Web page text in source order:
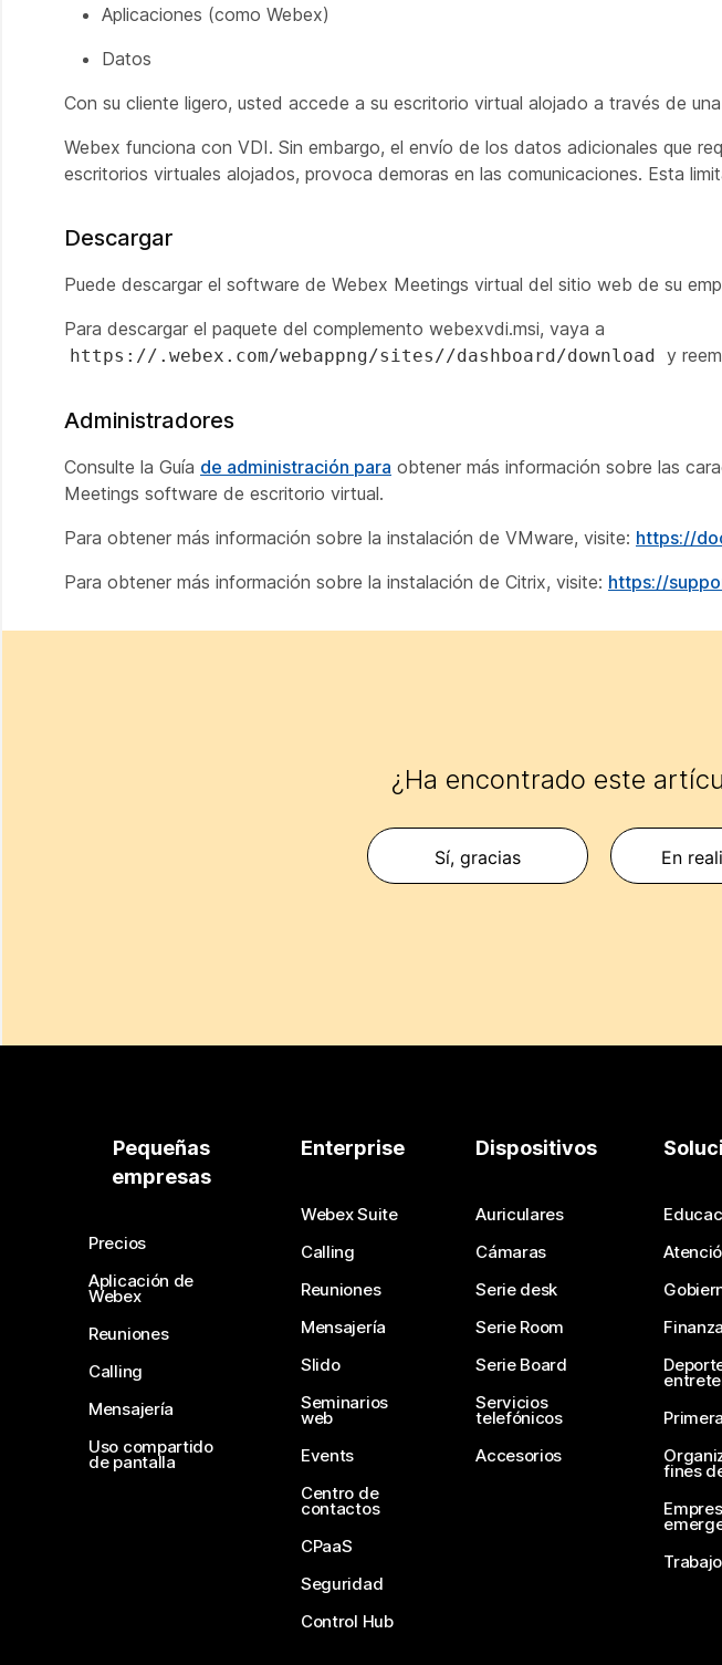
Aplicaciones (como Webex)
Datos
Con su cliente ligero, usted accede a su escritorio virtual alojado a través de
Webex funciona con VDI. Sin embargo, el envío de los datos adicionales que
escritorios virtuales alojados, provoca demoras en las comunicaciones. Esta
Descargar
Puede descargar el software de Webex Meetings virtual del sitio web de su
Para descargar el paquete del complemento webexvdi.msi, vaya a
https://.webex.com/webappng/sites//dashboard/download y
Administradores
Consulte la Guía de administración para obtener más información sobre las
Meetings software de escritorio virtual.
Para obtener más información sobre la instalación de VMware, visite: https://
Para obtener más información sobre la instalación de Citrix, visite: https://
¿Ha encontrado este
Sí, gracias En
Pequeñas
empresas
Precios
Aplicación de
Webex
Reuniones
Calling
Mensajería
Uso compartido
de pantalla
Enterprise
Webex Suite
Calling
Reuniones
Mensajería
Slido
Seminarios
web
Events
Centro de
contactos
CPaaS
Seguridad
Control Hub
Dispositivos
Auriculares
Cámaras
Serie desk
Serie Room
Serie Board
Servicios
telefónicos
Accesorios
fines